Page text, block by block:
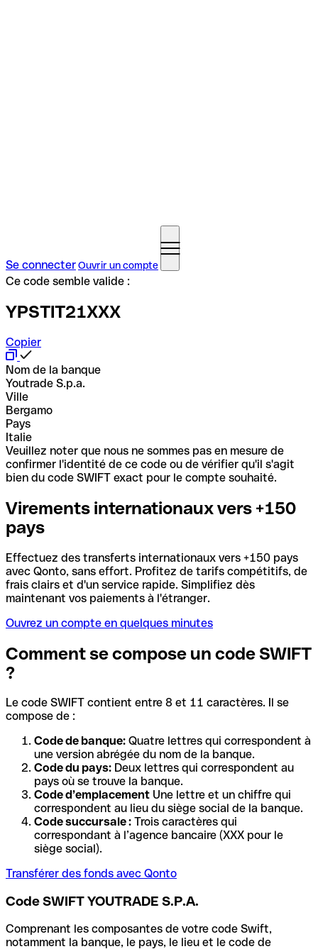
Se connecterOuvrir un compte
Ce code semble valide :
YPSTIT21XXX
Copier
Nom de la banque
Youtrade S.p.a.
Ville
Bergamo
Pays
Italie
Veuillez noter que nous ne sommes pas en mesure de
confirmer l'identité de ce code ou de vérifier qu'il s'agit
bien du code SWIFT exact pour le compte souhaité.
Virements internationaux vers +150
pays
Effectuez des transferts internationaux vers +150 pays
avec Qonto, sans effort. Profitez de tarifs compétitifs, de
frais clairs et d'un service rapide. Simplifiez dès
maintenant vos paiements à l'étranger.
Ouvrez un compte en quelques minutes
Comment se compose un code SWIFT
?
Le code SWIFT contient entre 8 et 11 caractères. Il se
compose de :
Code de banque: Quatre lettres qui correspondent à
une version abrégée du nom de la banque.
Code du pays: Deux lettres qui correspondent au
pays où se trouve la banque.
Code d’emplacement Une lettre et un chiffre qui
correspondent au lieu du siège social de la banque.
Code succursale : Trois caractères qui
correspondant à l’agence bancaire (XXX pour le
siège social).
Transférer des fonds avec Qonto
Code SWIFT YOUTRADE S.P.A.
Comprenant les composantes de votre code Swift,
notamment la banque, le pays, le lieu et le code de